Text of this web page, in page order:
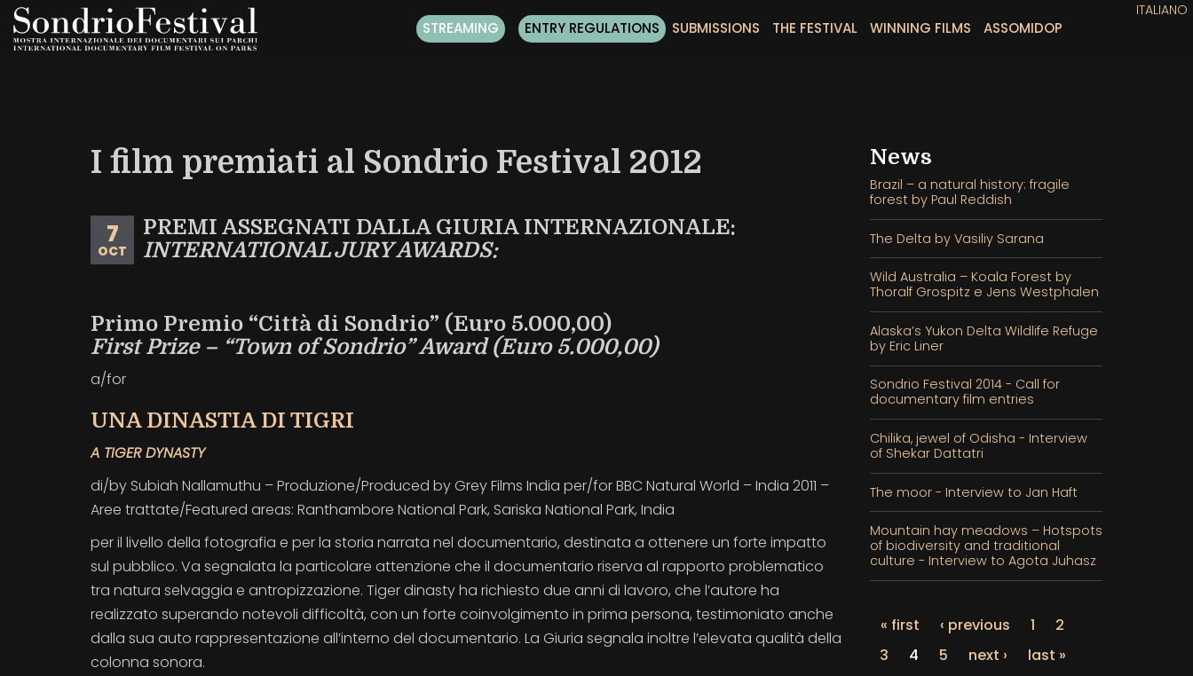
Skip
to
STREAMING ENTRY REGULATIONS SUBMISSIONS THE FESTIVAL WINNING FILMS ASSOMIDOP
ITALIANO
I film premiati al Sondrio Festival 2012
7
OCT
PREMI ASSEGNATI DALLA GIURIA INTERNAZIONALE:
INTERNATIONAL JURY AWARDS:
Primo Premio “Città di Sondrio” (Euro 5.000,00)
First Prize – “Town of Sondrio” Award (Euro 5.000,00)
a/for
UNA DINASTIA DI TIGRI
A TIGER DYNASTY
di/by Subiah Nallamuthu – Produzione/Produced by Grey Films India per/for BBC Natural World – India 2011 –
Aree trattate/Featured areas: Ranthambore National Park, Sariska National Park, India
per il livello della fotografia e per la storia narrata nel documentario, destinata a ottenere un forte impatto
sul pubblico. Va segnalata la particolare attenzione che il documentario riserva al rapporto problematico
tra natura selvaggia e antropizzazione. Tiger dinasty ha richiesto due anni di lavoro, che l’autore ha
realizzato superando notevoli difficoltà, con un forte coinvolgimento in prima persona, testimoniato anche
dalla sua auto rappresentazione all’interno del documentario. La Giuria segnala inoltre l’elevata qualità della
colonna sonora.
News
Brazil – a natural history: fragile
forest by Paul Reddish
The Delta by Vasiliy Sarana
Wild Australia – Koala Forest by
Thoralf Grospitz e Jens Westphalen
Alaska’s Yukon Delta Wildlife Refuge
by Eric Liner
Sondrio Festival 2014 - Call for
documentary film entries
Chilika, jewel of Odisha - Interview
of Shekar Dattatri
The moor - Interview to Jan Haft
Mountain hay meadows – Hotspots
of biodiversity and traditional
culture - Interview to Agota Juhasz
« first ‹ previous 1
2
3
4 5 next › last »